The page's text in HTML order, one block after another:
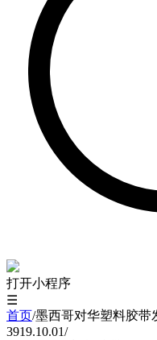
打开小程序
☰
首页/墨西哥对华塑料胶带
3919.10.01/